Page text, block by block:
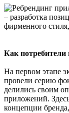
Как потребители
На первом этапе
провели серию
делились своим
приложений.
концепции